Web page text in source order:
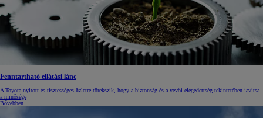
Fenntartható ellátási lánc
A Toyota nyitott és tisztességes üzletre törekszik, hogy a biztonság és a vevői elégedettség tekintetében javítsa
a minősége
Bővebben